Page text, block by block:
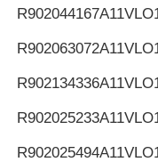
R902044167
R902063072
R902134336
R902025233
R902025494